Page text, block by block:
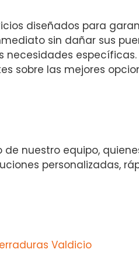
diseñados para
sin dañar sus
sobre las mejores
nuestro equipo,
personalizadas,
Valdicio